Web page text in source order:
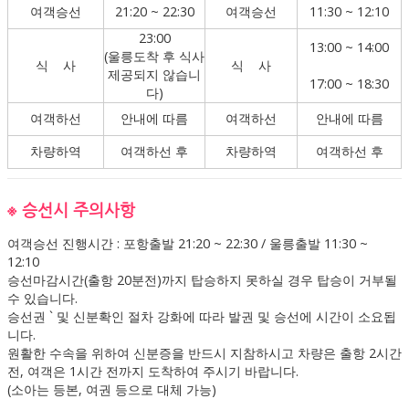
여객승선
21:20 ~ 22:30 여객승선 11:30 ~ 12:10
식 사
23:00
(울릉도착 후 식사
제공되지 않습니
다)
식 사
13:00 ~ 14:00
17:00 ~ 18:30
여객하선
안내에 따름 여객하선
안내에 따름
차량하역
여객하선 후 차량하역 여객하선 후
※ 승선시 주의사항
여객승선 진행시간 : 포항출발 21:20 ~ 22:30 / 울릉출발 11:30 ~
12:10
승선마감시간(출항 20분전)까지 탑승하지 못하실 경우 탑승이 거부될
수 있습니다.
승선권 ` 및 신분확인 절차 강화에 따라 발권 및 승선에 시간이 소요됩
니다.
원활한 수속을 위하여 신분증을 반드시 지참하시고 차량은 출항 2시간
전, 여객은 1시간 전까지 도착하여 주시기 바랍니다.
(소아는 등본, 여권 등으로 대체 가능)